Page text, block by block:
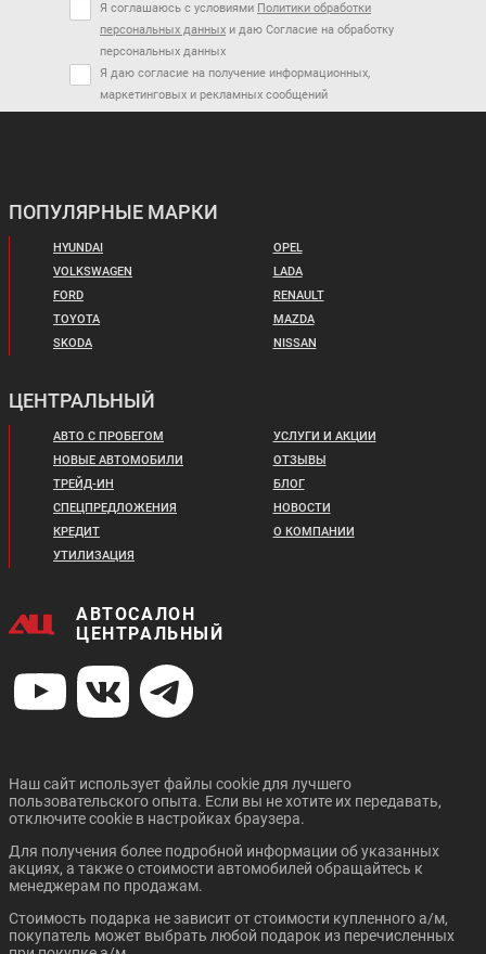
Я соглашаюсь с условиями Политики обработки
персональных данных и даю Согласие на обработку
персональных данных
Я даю согласие на получение информационных,
маркетинговых и рекламных сообщений
ПОПУЛЯРНЫЕ МАРКИ
HYUNDAI
VOLKSWAGEN
FORD
TOYOTA
SKODA
OPEL
LADA
RENAULT
MAZDA
NISSAN
ЦЕНТРАЛЬНЫЙ
АВТО С ПРОБЕГОМ
НОВЫЕ АВТОМОБИЛИ
ТРЕЙД-ИН
СПЕЦПРЕДЛОЖЕНИЯ
КРЕДИТ
УТИЛИЗАЦИЯ
УСЛУГИ И АКЦИИ
ОТЗЫВЫ
БЛОГ
НОВОСТИ
О КОМПАНИИ
АВТОСАЛОН
ЦЕНТРАЛЬНЫЙ
Наш сайт использует файлы cookie для лучшего
пользовательского опыта. Если вы не хотите их передавать,
отключите cookie в настройках браузера.
Для получения более подробной информации об указанных
акциях, а также о стоимости автомобилей обращайтесь к
менеджерам по продажам.
Стоимость подарка не зависит от стоимости купленного а/м,
покупатель может выбрать любой подарок из перечисленных